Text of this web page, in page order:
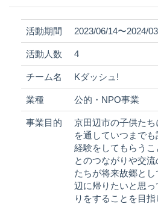
活動期間 2023/06/14〜2024/
活動人数 4
チーム名 Kダッシュ!
業種 公的・NPO事業
事業目的
京田辺市の子供た
を通していつまで
経験をしてもらう
とのつながりや交
たちが将来故郷と
辺に帰りたいと思っ
りをすることを目指